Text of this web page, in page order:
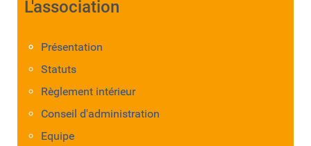
L'association
Présentation
Statuts
Règlement intérieur
Conseil d'administration
Equipe